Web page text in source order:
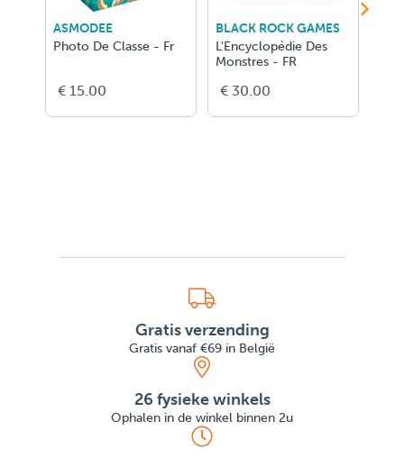
ASMODEE
Photo De Classe - Fr
€ 15.00
BLACK ROCK GAMES
L'Encyclopédie Des
Monstres - FR
€ 30.00
Gratis verzending
Gratis vanaf €69 in België
26 fysieke winkels
Ophalen in de winkel binnen 2u